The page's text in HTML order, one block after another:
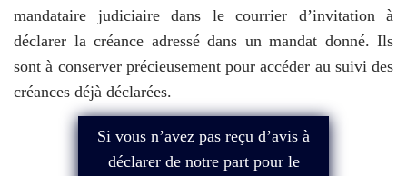
mandataire judiciaire dans le courrier d’invitation à
déclarer la créance adressé dans un mandat donné. Ils
sont à conserver précieusement pour accéder au suivi des
créances déjà déclarées.
Si vous n’avez pas reçu d’avis à
déclarer de notre part pour le